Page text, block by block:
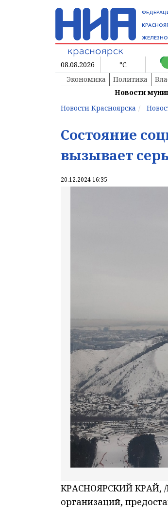
08.08.2026 °C
Экономика
Политика
Новости
Новости Красноярска
Состояние
вызывает
20.12.2024 16:35
КРАСНОЯРСКИЙ КРАЙ, /
организаций,